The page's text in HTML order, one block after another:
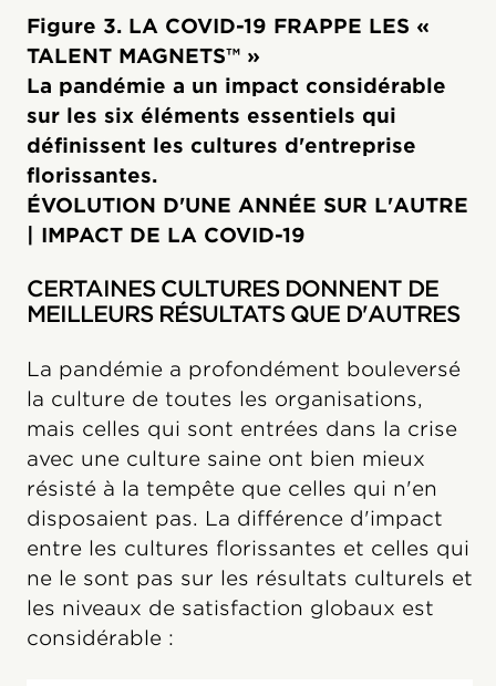
Figure 3. LA COVID-19 FRAPPE LES «
TALENT MAGNETS™ »
La pandémie a un impact considérable
sur les six éléments essentiels qui
définissent les cultures d'entreprise
florissantes.
ÉVOLUTION D'UNE ANNÉE SUR L'AUTRE
| IMPACT DE LA COVID-19
CERTAINES CULTURES DONNENT DE
MEILLEURS RÉSULTATS QUE D'AUTRES
La pandémie a profondément bouleversé
la culture de toutes les organisations,
mais celles qui sont entrées dans la crise
avec une culture saine ont bien mieux
résisté à la tempête que celles qui n'en
disposaient pas. La différence d'impact
entre les cultures florissantes et celles qui
ne le sont pas sur les résultats culturels et
les niveaux de satisfaction globaux est
considérable :